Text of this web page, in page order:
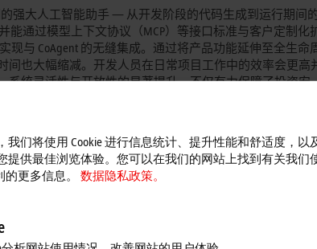
的强大人工智能助手 — 从开发阶段的代码生成到运行期间
能通过模型上下文协议（MCP）等接口标准与客户定制化
与 CoAgent 的无缝集成。通过将产品功能延伸至全生命
也大幅缩减。开发人员在日常项目工作中的效率会更高
统灵活性与开放性的显著提升，不仅有力保障了投资安
和过程控制专家，并将自动创建、训练 AI 模型的功能添加
竞争力并缓解日益严峻的技术人才短缺问题，同时该工具也
减少错误源并加速开发进程。此外，该工具还提供丰富的
功能支持审计流程。通过配备合适的工具，直接相关的自
业体系，实现长期技术积淀。
我们将使用 Cookie 进行信息统计、提升性能和舒适度，以
提供最佳浏览体验。您可以在我们的网站上找到有关我们
更多信息。
数据隐私政策。